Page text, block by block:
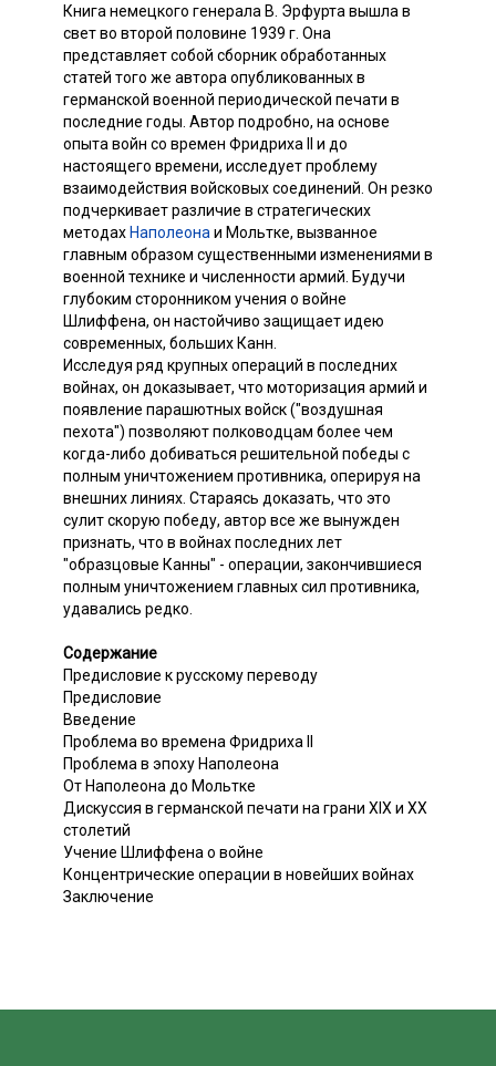
Книга немецкого генерала В. Эрфурта вышла в
свет во второй половине 1939 г. Она
представляет собой сборник обработанных
статей того же автора опубликованных в
германской военной периодической печати в
последние годы. Автор подробно, на основе
опыта войн со времен Фридриха II и до
настоящего времени, исследует проблему
взаимодействия войсковых соединений. Он резко
подчеркивает различие в стратегических
методах Наполеона и Мольтке, вызванное
главным образом существенными изменениями в
военной технике и численности армий. Будучи
глубоким сторонником учения о войне
Шлиффена, он настойчиво защищает идею
современных, больших Канн.
Исследуя ряд крупных операций в последних
войнах, он доказывает, что моторизация армий и
появление парашютных войск ("воздушная
пехота") позволяют полководцам более чем
когда-либо добиваться решительной победы с
полным уничтожением противника, оперируя на
внешних линиях. Стараясь доказать, что это
сулит скорую победу, автор все же вынужден
признать, что в войнах последних лет
"образцовые Канны" - операции, закончившиеся
полным уничтожением главных сил противника,
удавались редко.
Содержание
Предисловие к русскому переводу
Предисловие
Введение
Проблема во времена Фридриха II
Проблема в эпоху Наполеона
От Наполеона до Мольтке
Дискуссия в германской печати на грани XIX и XX
столетий
Учение Шлиффена о войне
Концентрические операции в новейших войнах
Заключение